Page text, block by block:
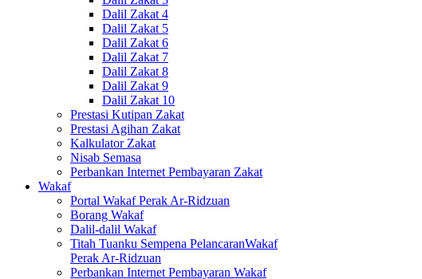
Dalil Zakat 4
Dalil Zakat 5
Dalil Zakat 6
Dalil Zakat 7
Dalil Zakat 8
Dalil Zakat 9
Dalil Zakat 10
Prestasi Kutipan Zakat
Prestasi Agihan Zakat
Kalkulator Zakat
Nisab Semasa
Perbankan Internet Pembayaran Zakat
Wakaf
Portal Wakaf Perak Ar-Ridzuan
Borang Wakaf
Dalil-dalil Wakaf
Titah Tuanku Sempena PelancaranWakaf
Perak Ar-Ridzuan
Perbankan Internet Pembayaran Wakaf